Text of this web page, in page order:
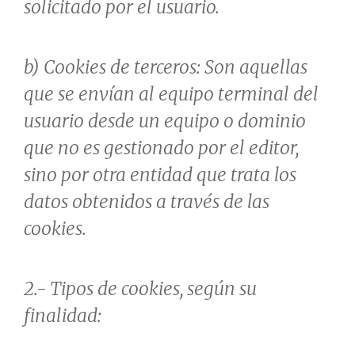
solicitado por el usuario.
b) Cookies de terceros: Son aquellas
que se envían al equipo terminal del
usuario desde un equipo o dominio
que no es gestionado por el editor,
sino por otra entidad que trata los
datos obtenidos a través de las
cookies.
2.- Tipos de cookies, según su
finalidad: